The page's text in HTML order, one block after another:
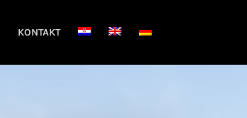
KONTAKT